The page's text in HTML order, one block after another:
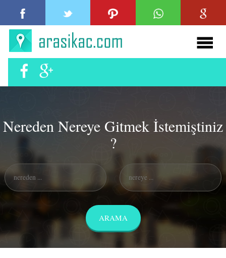
Nereden Nereye Gitmek İstemiştiniz
?